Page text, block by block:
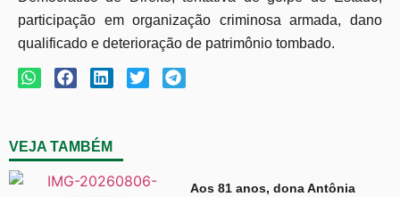
participação em organização criminosa armada, dano
qualificado e deterioração de patrimônio tombado.
VEJA TAMBÉM
Aos 81 anos, dona Antônia